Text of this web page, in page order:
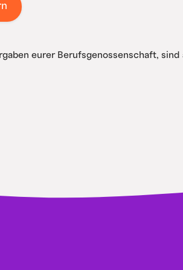
eurer Berufsgenossenschaft,